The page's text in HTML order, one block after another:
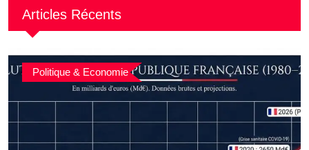
Articles Récents
Politique & Economie